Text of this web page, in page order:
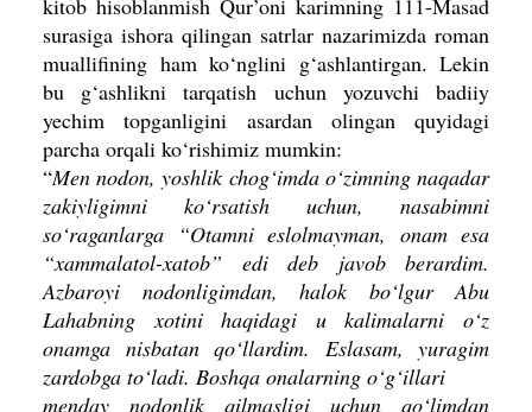
kitob hisoblanmish Qur’oni karimning 111-Masad
surasiga ishora qilingan satrlar nazarimizda roman
muallifining ham ko‘nglini g‘ashlantirgan. Lekin
bu g‘ashlikni tarqatish uchun yozuvchi badiiy
yechim topganligini asardan olingan quyidagi
parcha orqali ko‘rishimiz mumkin:
“Men nodon, yoshlik chog‘imda o‘zimning naqadar
zakiyligimni ko‘rsatish uchun, nasabimni
so‘raganlarga “Otamni eslolmayman, onam esa
“xammalatol-xatob” edi deb javob berardim.
Azbaroyi nodonligimdan, halok bo‘lgur Abu
Lahabning xotini haqidagi u kalimalarni o‘z
onamga nisbatan qo‘llardim. Eslasam, yuragim
zardobga to‘ladi. Boshqa onalarning o‘g‘illari
menday nodonlik qilmasligi uchun qo‘limdan